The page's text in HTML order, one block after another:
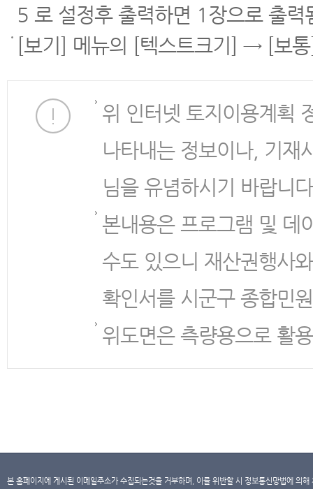
5 로 설정후 출력하면 1장으로 출력
[보기] 메뉴의 [텍스트크기] → [보
위 인터넷 토지이용계획
나타내는 정보이나, 기재
님을 유념하시기 바랍니
본내용은 프로그램 및 데
수도 있으니 재산권행사
확인서를 시군구 종합민
위도면은 측량용으로 활
본 홈페이지에 게시된 이메일주소가 수집되는것을 거부하며, 이를 위반할 시 정보통신망법에 의